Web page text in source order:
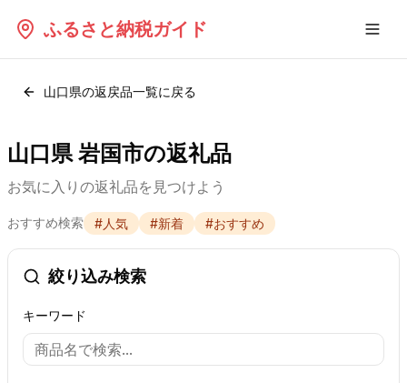
ふるさと納税ガイド
山口県の返戻品一覧に戻る
山口県 岩国市の返礼品
お気に入りの返礼品を見つけよう
おすすめ検索 #人気 #新着 #おすすめ
絞り込み検索
キーワード